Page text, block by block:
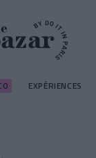
EXPÉRIENCES